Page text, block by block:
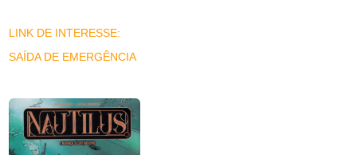
LINK DE INTERESSE:
SAÍDA DE EMERGÊNCIA